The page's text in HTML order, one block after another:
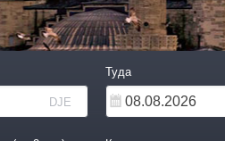
Туда
DJE